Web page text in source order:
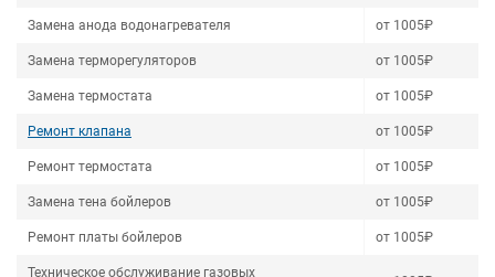
Замена анода водонагревателя от 1005₽
Замена терморегуляторов от 1005₽
Замена термостата от 1005₽
Ремонт клапана от 1005₽
Ремонт термостата от 1005₽
Замена тена бойлеров от 1005₽
Ремонт платы бойлеров от 1005₽
Техническое обслуживание газовых